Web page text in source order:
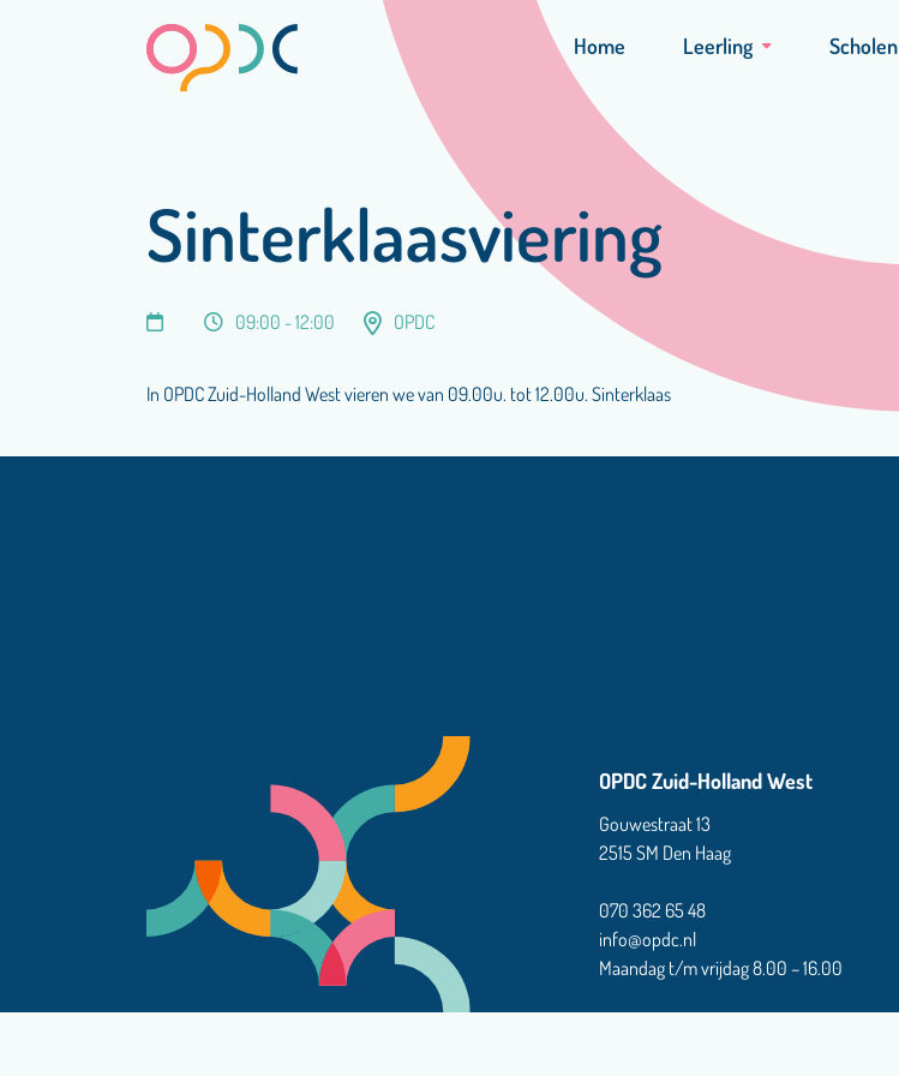
Home Leerling Scholen
Sinterklaasviering
09:00 - 12:00 OPDC
In OPDC Zuid-Holland West vieren we van 09.00u. tot 12.00u. Sinterklaas
OPDC Zuid-Holland West
Gouwestraat 13
2515 SM Den Haag
070 362 65 48
info@opdc.nl
Maandag t/m vrijdag 8.00 – 16.00